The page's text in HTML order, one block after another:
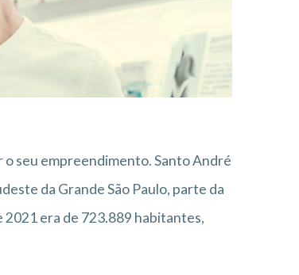
seu empreendimento. Santo André
da Grande São Paulo, parte da
2021 era de 723.889 habitantes,